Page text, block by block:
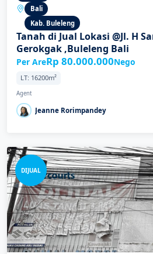
Bali
Kab. Buleleng
Tanah di Jual Lokasi @Jl. H Sanusi, Desa Patas,
Gerokgak ,Buleleng Bali
Per AreRp 80.000.000Nego
LT: 16200m²
Agent
Jeanne Rorimpandey
DIJUAL